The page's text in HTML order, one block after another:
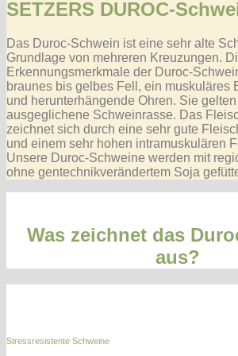
SETZERS DUROC-
Das Duroc-Schwein ist eine sehr alte
Grundlage von mehreren Kreuzungen.
Erkennungsmerkmale der Duroc-
braunes bis gelbes Fell, ein muskuläres
und herunterhängende Ohren. Sie
ausgeglichene Schweinrasse. Das
zeichnet sich durch eine sehr gute
und einem sehr hohen intramuskulären
Unsere Duroc-Schweine werden mit
ohne gentechnikverändertem Soja
Was zeichnet das
aus?
Stressresistente Schweine